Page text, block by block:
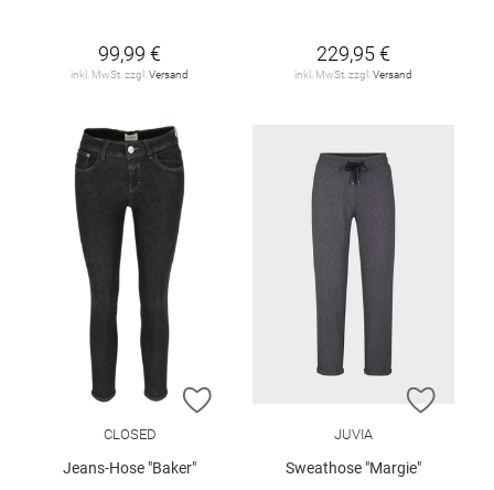
99,99 €
inkl. MwSt. zzgl. Versand
229,95 €
inkl. MwSt. zzgl. Versand
ZUR WUNSCHLISTE HINZUFÜGEN
CLOSED
Jeans-Hose "Baker"
ZUR
JUVIA
Sweathose "Margie"